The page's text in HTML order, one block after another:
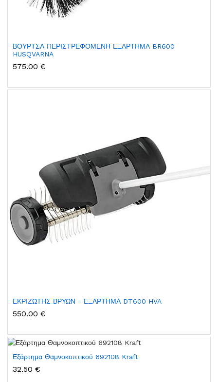
ΒΟΥΡΤΣΑ ΠΕΡΙΣΤΡΕΦΟΜΕΝΗ ΕΞΑΡΤΗΜΑ BR600
HUSQVARNA
575.00 €
ΕΚΡΙΖΩΤΗΣ ΒΡΥΩΝ - ΕΞΑΡΤΗΜΑ DT600 HVA
550.00 €
Εξάρτημα Θαμνοκοπτικού 692108 Kraft
32.50 €